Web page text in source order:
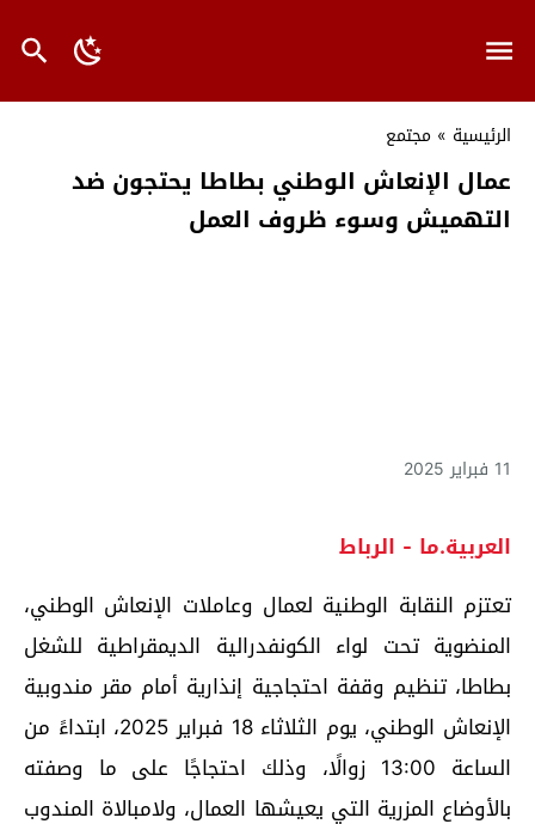
الرئيسية » مجتمع
عمال الإنعاش الوطني بطاطا يحتجون ضد
التهميش وسوء ظروف العمل
11 فبراير 2025
العربية.ما - الرباط
تعتزم النقابة الوطنية لعمال وعاملات الإنعاش الوطني،
المنضوية تحت لواء الكونفدرالية الديمقراطية للشغل
بطاطا، تنظيم وقفة احتجاجية إنذارية أمام مقر مندوبية
الإنعاش الوطني، يوم الثلاثاء 18 فبراير 2025، ابتداءً من
الساعة 13:00 زوالًا، وذلك احتجاجًا على ما وصفته
بالأوضاع المزرية التي يعيشها العمال، ولامبالاة المندوب